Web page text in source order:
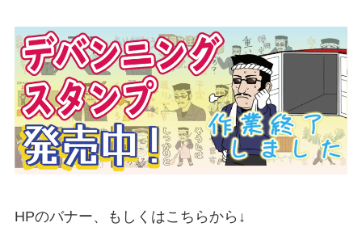
HPのバナー、もしくはこちらから↓